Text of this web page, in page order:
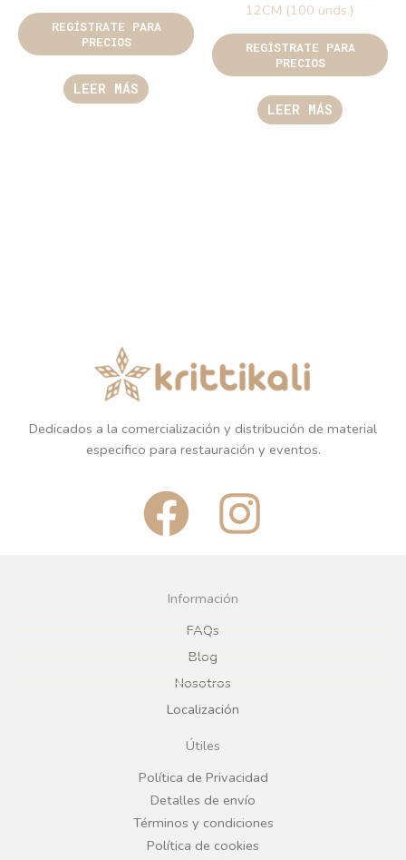
REGÍSTRATE PARA
PRECIOS
LEER MÁS
12CM (100 unds.)
REGÍSTRATE PARA
PRECIOS
LEER MÁS
Dedicados a la comercialización y distribución de material
especifico para restauración y eventos.
F
a
c
e
b
o
o
k
I
n
g
r
a
Información
FAQs
Blog
Nosotros
Localización
Útiles
Política de Privacidad
Detalles de envío
Términos y condiciones
Política de cookies